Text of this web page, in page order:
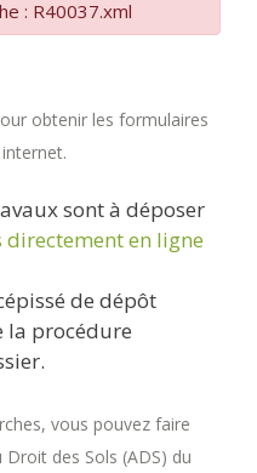
: R40037.xml
obtenir les formulaires
sont à déposer
directement en ligne
de dépôt
la procédure
vous pouvez faire
des Sols (ADS) du